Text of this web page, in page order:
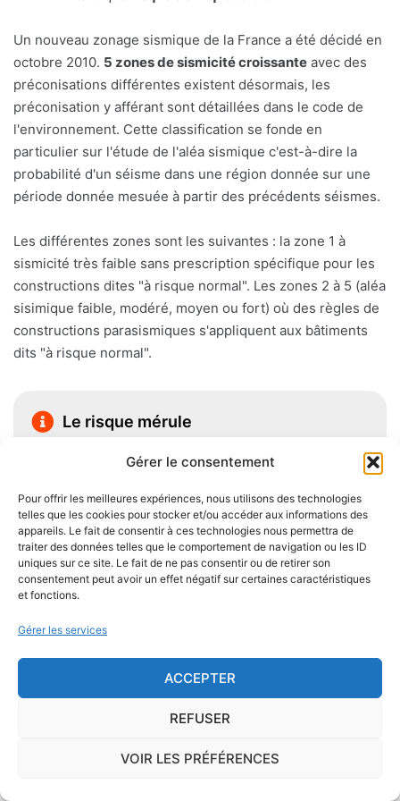
Gérer le consentement
Pour offrir les meilleures expériences, nous utilisons des technologies
telles que les cookies pour stocker et/ou accéder aux informations des
appareils. Le fait de consentir à ces technologies nous permettra de
traiter des données telles que le comportement de navigation ou les ID
uniques sur ce site. Le fait de ne pas consentir ou de retirer son
consentement peut avoir un effet négatif sur certaines caractéristiques
et fonctions.
Gérer les services
ACCEPTER
REFUSER
VOIR LES PRÉFÉRENCES
Un nouveau zonage sismique de la France a été décidé en
octobre 2010. 5 zones de sismicité croissante avec des
préconisations différentes existent désormais, les
préconisation y afférant sont détaillées dans le code de
l'environnement. Cette classification se fonde en
particulier sur l'étude de l'aléa sismique c'est-à-dire la
probabilité d'un séisme dans une région donnée sur une
période donnée mesuée à partir des précédents séismes.
Les différentes zones sont les suivantes : la zone 1 à
sismicité très faible sans prescription spécifique pour les
constructions dites "à risque normal". Les zones 2 à 5 (aléa
sisimique faible, modéré, moyen ou fort) où des règles de
constructions parasismiques s'appliquent aux bâtiments
dits "à risque normal".
Le risque mérule
Le diagnostic concernant la mérule, champignon
lignivore n'est pas obligatoire pour la vente d'un bien
immobilier hormis dans 20 communes du Finistère
.Cependant, il est préférable d'être particulièrement
vigilant car des chantiers de champignons lignivores
existent dans de nombreuses communes partout en
France, en particulier dans le Finistère ou à Paris.
Pour se prémunir autant que possible d'éventuelles
nuisances dues aux mérules lors de la construction
du logement, il convient de respecter certaines
règles comme l'utilisation des bois secs, le fait
d'éviter autant que possible lecontact direct entre
, de s'assurer de l'étanchéité des